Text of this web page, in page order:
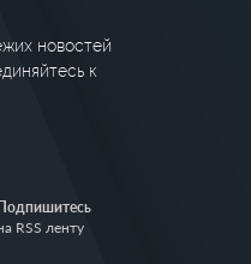
новостей
к
Подпишитесь
RSS ленту